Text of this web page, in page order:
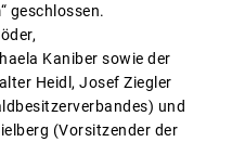
geschlossen.
Kaniber sowie der
Heidl, Josef Ziegler
und
(Vorsitzender der